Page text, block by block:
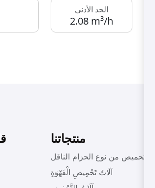
الحد الأدنى
2.08 m³/h
منتجاتنا
تحميص من نوع الحزام الناقل
آلَاتُ تَحْمِيصِ الْقَهْوَةِ